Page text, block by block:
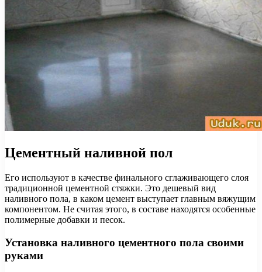
Цементный наливной пол
Его используют в качестве финального сглаживающего слоя
традиционной цементной стяжки. Это дешевый вид
наливного пола, в каком цемент выступает главным вяжущим
компонентом. Не считая этого, в составе находятся особенные
полимерные добавки и песок.
Установка наливного цементного пола своими
руками